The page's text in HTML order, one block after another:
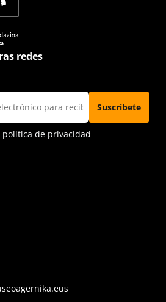
redes
política de privacidad